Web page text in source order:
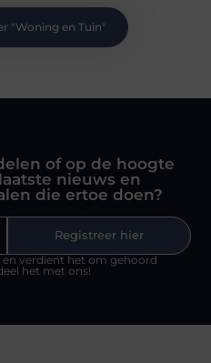
"Woning en Tuin"
of op de hoogte
nieuws en
die ertoe doen?
Registreer hier
verdient het om gehoord
het met ons!